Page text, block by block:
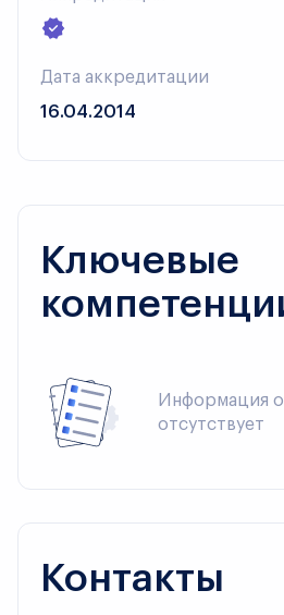
Дата аккредитации
16.04.2014
Ключевые
Информация
отсутствует
Контакты